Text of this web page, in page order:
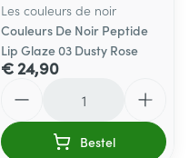
Les couleurs de noir
Couleurs De Noir Peptide
Lip Glaze 03 Dusty Rose
€ 24,90
Bestel